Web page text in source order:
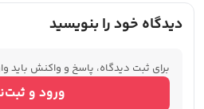
دیدگاه خود را بنویسید
برای ثبت دیدگاه، پاسخ و واکنش باید
ورود و